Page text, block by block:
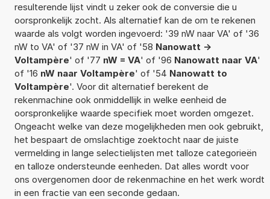
resulterende lijst vindt u zeker ook de conversie die u
oorspronkelijk zocht. Als alternatief kan de om te rekenen
waarde als volgt worden ingevoerd: '39 nW naar VA' of '36
nW to VA' of '37 nW in VA' of '58 Nanowatt ->
Voltampère' of '77 nW = VA' of '96 Nanowatt naar VA'
of '16 nW naar Voltampère' of '54 Nanowatt to
Voltampère'. Voor dit alternatief berekent de
rekenmachine ook onmiddellijk in welke eenheid de
oorspronkelijke waarde specifiek moet worden omgezet.
Ongeacht welke van deze mogelijkheden men ook gebruikt,
het bespaart de omslachtige zoektocht naar de juiste
vermelding in lange selectielijsten met talloze categorieën
en talloze ondersteunde eenheden. Dat alles wordt voor
ons overgenomen door de rekenmachine en het werk wordt
in een fractie van een seconde gedaan.